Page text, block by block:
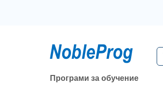
Програми за обучение